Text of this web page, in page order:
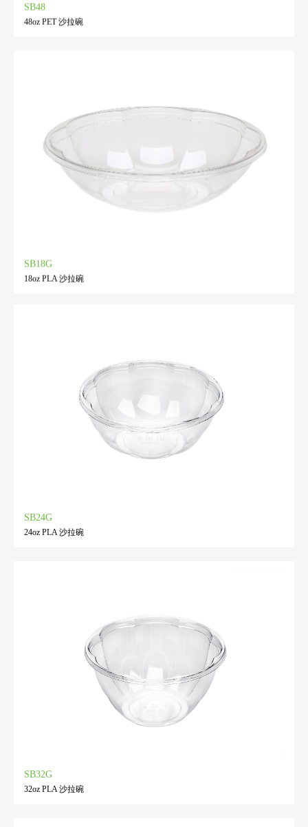
SB48
48oz PET 沙拉碗
SB18G
18oz PLA 沙拉碗
SB24G
24oz PLA 沙拉碗
SB32G
32oz PLA 沙拉碗